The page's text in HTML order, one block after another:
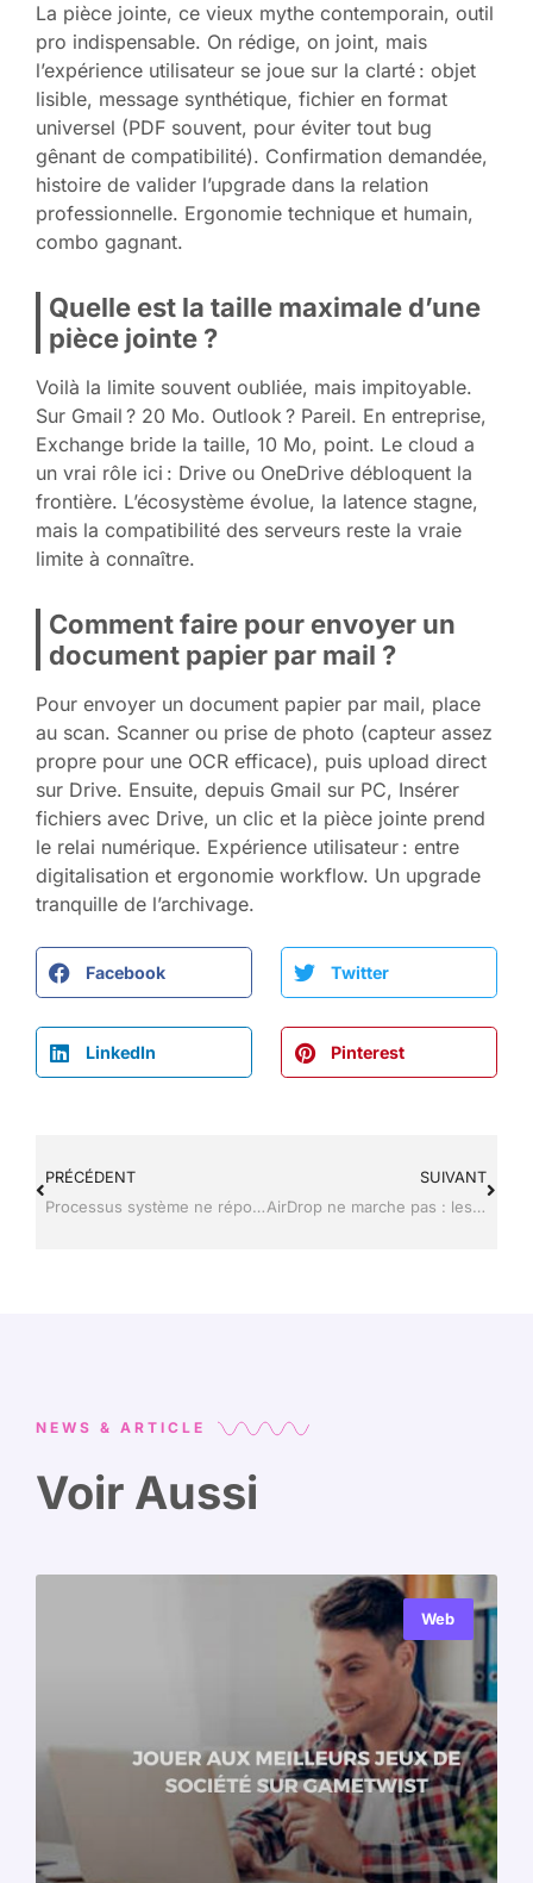
La pièce jointe, ce vieux mythe contemporain, outil
pro indispensable. On rédige, on joint, mais
l’expérience utilisateur se joue sur la clarté : objet
lisible, message synthétique, fichier en format
universel (PDF souvent, pour éviter tout bug
gênant de compatibilité). Confirmation demandée,
histoire de valider l’upgrade dans la relation
professionnelle. Ergonomie technique et humain,
combo gagnant.
Quelle est la taille maximale d’une
pièce jointe ?
Voilà la limite souvent oubliée, mais impitoyable.
Sur Gmail ? 20 Mo. Outlook ? Pareil. En entreprise,
Exchange bride la taille, 10 Mo, point. Le cloud a
un vrai rôle ici : Drive ou OneDrive débloquent la
frontière. L’écosystème évolue, la latence stagne,
mais la compatibilité des serveurs reste la vraie
limite à connaître.
Comment faire pour envoyer un
document papier par mail ?
Pour envoyer un document papier par mail, place
au scan. Scanner ou prise de photo (capteur assez
propre pour une OCR efficace), puis upload direct
sur Drive. Ensuite, depuis Gmail sur PC, Insérer
fichiers avec Drive, un clic et la pièce jointe prend
le relai numérique. Expérience utilisateur : entre
digitalisation et ergonomie workflow. Un upgrade
tranquille de l’archivage.
Facebook Twitter
LinkedIn Pinterest
PRÉCÉDENT
Processus système ne répond pas : la méthode fiable pour réparer Android
SUIVANT
AirDrop ne marche pas : les solutions à tester pour rétablir le service
NEWS & ARTICLE
Voir Aussi
Web